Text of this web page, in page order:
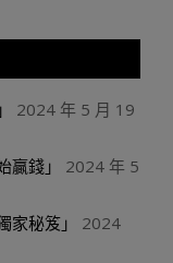
2024 年 5 月 19
贏錢」
2024 年 5
家秘笈」
2024